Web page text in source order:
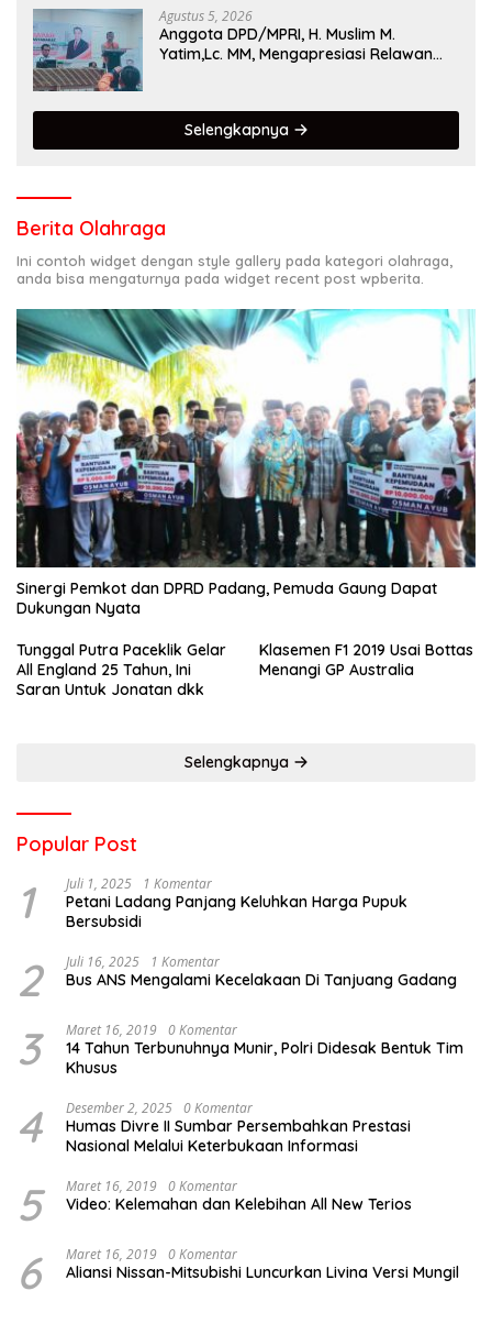
Agustus 5, 2026
Anggota DPD/MPRI, H. Muslim M.
Yatim,Lc. MM, Mengapresiasi Relawan
Selengkapnya
Berita Olahraga
Ini contoh widget dengan style gallery pada kategori olahraga,
anda bisa mengaturnya pada widget recent post wpberita.
Sinergi Pemkot dan DPRD Padang, Pemuda Gaung Dapat
Dukungan Nyata
Tunggal Putra Paceklik Gelar
All England 25 Tahun, Ini
Saran Untuk Jonatan dkk
Klasemen F1 2019 Usai Bottas
Menangi GP Australia
Selengkapnya
Popular Post
1 Juli 1, 2025 1 Komentar
Petani Ladang Panjang Keluhkan Harga Pupuk
Bersubsidi
2 Juli 16, 2025 1 Komentar
Bus ANS Mengalami Kecelakaan Di Tanjuang Gadang
3 Maret 16, 2019 0 Komentar
14 Tahun Terbunuhnya Munir, Polri Didesak Bentuk Tim
Khusus
4 Desember 2, 2025 0 Komentar
Humas Divre II Sumbar Persembahkan Prestasi
Nasional Melalui Keterbukaan Informasi
5 Maret 16, 2019 0 Komentar
Video: Kelemahan dan Kelebihan All New Terios
6 Maret 16, 2019 0 Komentar
Aliansi Nissan-Mitsubishi Luncurkan Livina Versi Mungil